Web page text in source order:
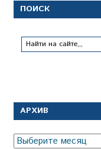
ПОИСК
АРХИВ
Архив